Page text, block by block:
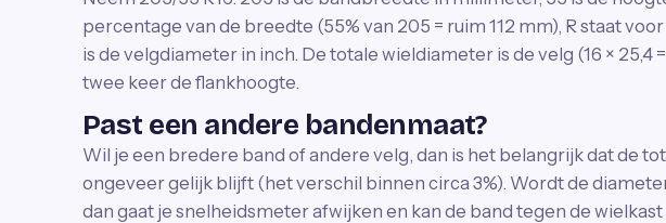
percentage van de breedte (55% van 205 = ruim 112 mm), R staat
is de velgdiameter in inch. De totale wieldiameter is de velg (16 × 25,4
twee keer de flankhoogte.
Past een andere bandenmaat?
Wil je een bredere band of andere velg, dan is het belangrijk dat de
ongeveer gelijk blijft (het verschil binnen circa 3%). Wordt de
dan gaat je snelheidsmeter afwijken en kan de band tegen de